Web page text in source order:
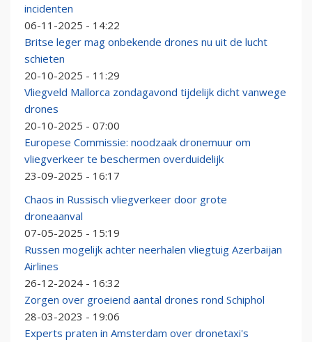
incidenten
06-11-2025 - 14:22
Britse leger mag onbekende drones nu uit de lucht
schieten
20-10-2025 - 11:29
Vliegveld Mallorca zondagavond tijdelijk dicht vanwege
drones
20-10-2025 - 07:00
Europese Commissie: noodzaak dronemuur om
vliegverkeer te beschermen overduidelijk
23-09-2025 - 16:17
Chaos in Russisch vliegverkeer door grote
droneaanval
07-05-2025 - 15:19
Russen mogelijk achter neerhalen vliegtuig Azerbaijan
Airlines
26-12-2024 - 16:32
Zorgen over groeiend aantal drones rond Schiphol
28-03-2023 - 19:06
Experts praten in Amsterdam over dronetaxi's